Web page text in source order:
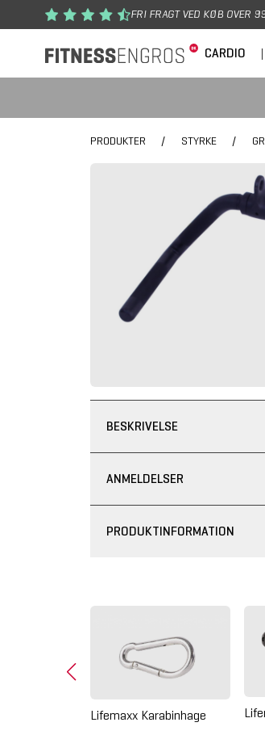
Gå til hovedindhold FRI FRAGT VED KØB OVER
CARDIO |
PRODUKTER / STYRKE /
BESKRIVELSE
ANMELDELSER
PRODUKTINFORMATION
Lifemaxx Karabinhage